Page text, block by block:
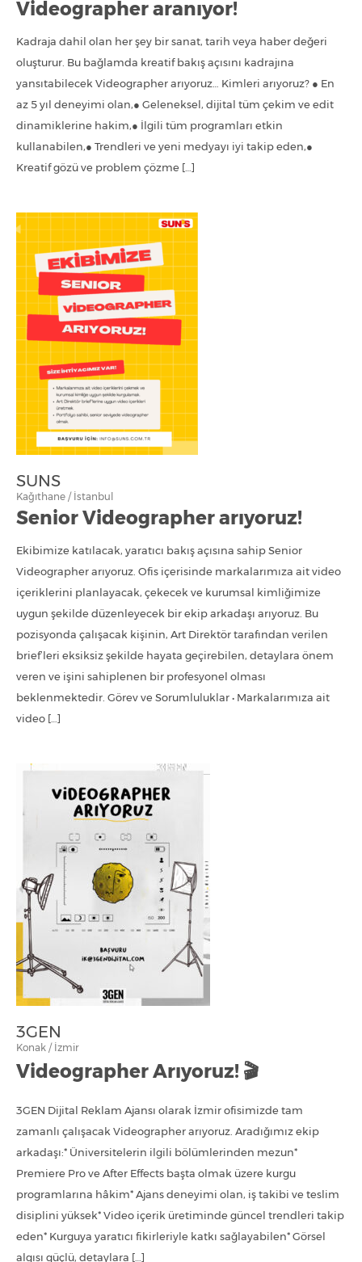
Videographer aranıyor!
Kadraja dahil olan her şey bir sanat, tarih veya haber değeri
oluşturur. Bu bağlamda kreatif bakış açısını kadrajına
yansıtabilecek Videographer arıyoruz… Kimleri arıyoruz? ● En
az 5 yıl deneyimi olan,● Geleneksel, dijital tüm çekim ve edit
dinamiklerine hakim,● İlgili tüm programları etkin
kullanabilen,● Trendleri ve yeni medyayı iyi takip eden,●
Kreatif gözü ve problem çözme […]
SUNS
Kağıthane / İstanbul
Senior Videographer arıyoruz!
Ekibimize katılacak, yaratıcı bakış açısına sahip Senior
Videographer arıyoruz. Ofis içerisinde markalarımıza ait video
içeriklerini planlayacak, çekecek ve kurumsal kimliğimize
uygun şekilde düzenleyecek bir ekip arkadaşı arıyoruz. Bu
pozisyonda çalışacak kişinin, Art Direktör tarafından verilen
brief’leri eksiksiz şekilde hayata geçirebilen, detaylara önem
veren ve işini sahiplenen bir profesyonel olması
beklenmektedir. Görev ve Sorumluluklar • Markalarımıza ait
video […]
3GEN
Konak / İzmir
Videographer Arıyoruz! 🎬
3GEN Dijital Reklam Ajansı olarak İzmir ofisimizde tam
zamanlı çalışacak Videographer arıyoruz. Aradığımız ekip
arkadaşı:* Üniversitelerin ilgili bölümlerinden mezun*
Premiere Pro ve After Effects başta olmak üzere kurgu
programlarına hâkim* Ajans deneyimi olan, iş takibi ve teslim
disiplini yüksek* Video içerik üretiminde güncel trendleri takip
eden* Kurguya yaratıcı fikirleriyle katkı sağlayabilen* Görsel
algısı güçlü, detaylara […]